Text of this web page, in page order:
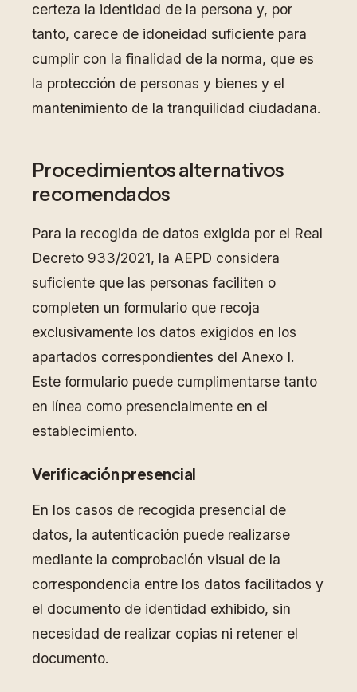
certeza la identidad de la persona y, por
tanto, carece de idoneidad suficiente para
cumplir con la finalidad de la norma, que es
la protección de personas y bienes y el
mantenimiento de la tranquilidad ciudadana.
Procedimientos alternativos
recomendados
Para la recogida de datos exigida por el Real
Decreto 933/2021, la AEPD considera
suficiente que las personas faciliten o
completen un formulario que recoja
exclusivamente los datos exigidos en los
apartados correspondientes del Anexo I.
Este formulario puede cumplimentarse tanto
en línea como presencialmente en el
establecimiento.
Verificación presencial
En los casos de recogida presencial de
datos, la autenticación puede realizarse
mediante la comprobación visual de la
correspondencia entre los datos facilitados y
el documento de identidad exhibido, sin
necesidad de realizar copias ni retener el
documento.